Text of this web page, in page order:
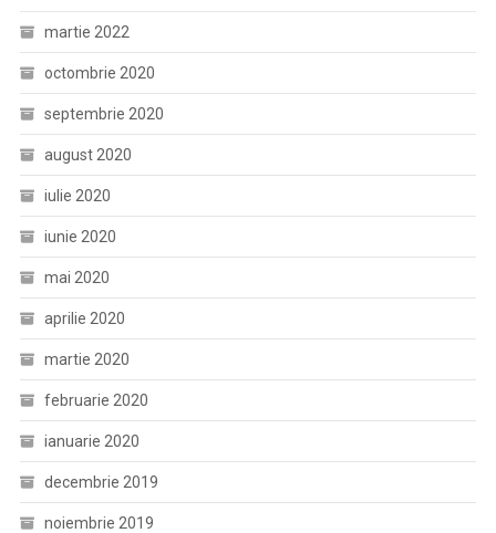
martie 2022
octombrie 2020
septembrie 2020
august 2020
iulie 2020
iunie 2020
mai 2020
aprilie 2020
martie 2020
februarie 2020
ianuarie 2020
decembrie 2019
noiembrie 2019